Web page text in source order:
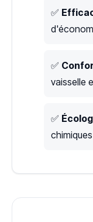
✅
✅
vaisselle
✅